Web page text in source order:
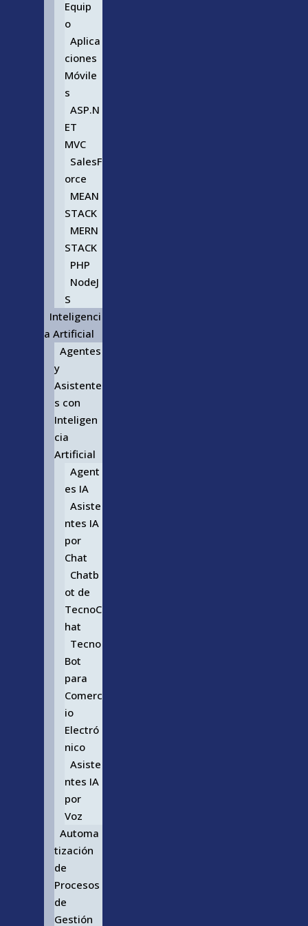
Equip
o
Aplica
ciones
Móvile
s
ASP.N
ET
MVC
SalesF
orce
MEAN
STACK
MERN
STACK
PHP
NodeJ
S
Inteligenci
a Artificial
Agentes
y
Asistente
s con
Inteligen
cia
Artificial
Agent
es IA
Asiste
ntes IA
por
Chat
Chatb
ot de
TecnoC
hat
Tecno
Bot
para
Comerc
io
Electró
nico
Asiste
ntes IA
por
Voz
Automa
tización
de
Procesos
de
Gestión